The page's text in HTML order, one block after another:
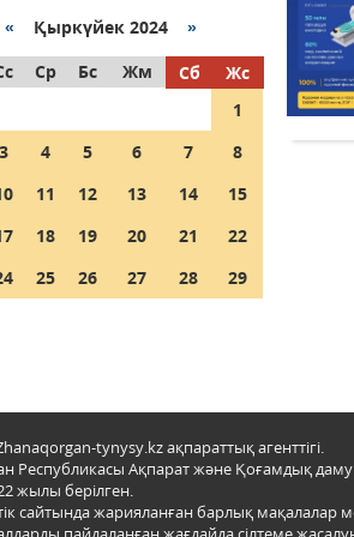
өндіру бойынша
тамыз 2026 ж. 105
тамыз 2026 ж. 96
суды үнемдей
« Қыркүйек 2024 »
Ср Бс Жм Сб
Жс
1
3 4 5 6 7
8
11 12 13 14
15
18 19 20 21
22
25 26 27 28
29
tynysy.kz ақпараттық агенттігі.
Республикасы Ақпарат және Қоғамдық даму
жылы берілген.
сайтында жарияланған барлық